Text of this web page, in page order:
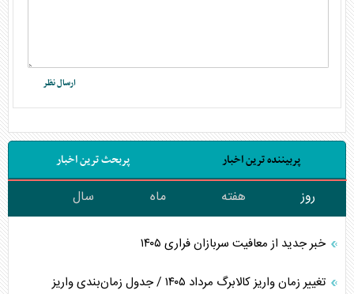
پربیننده ترین اخبار پربحث ترین اخبار
روز هفته ماه سال
خبر جدید از معافیت سربازان فراری ۱۴۰۵
تغییر زمان واریز کالابرگ مرداد ۱۴۰۵ / جدول زمان‌بندی واریز